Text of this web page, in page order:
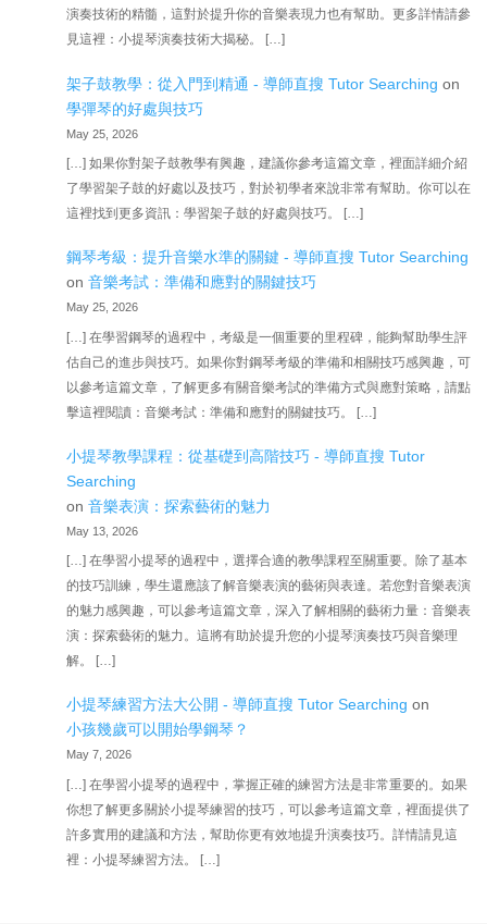
演奏技術的精髓，這對於提升你的音樂表現力也有幫助。更多詳情請參
見這裡：小提琴演奏技術大揭秘。 […]
架子鼓教學：從入門到精通 - 導師直搜 Tutor Searching on
學彈琴的好處與技巧
May 25, 2026
[…] 如果你對架子鼓教學有興趣，建議你參考這篇文章，裡面詳細介紹
了學習架子鼓的好處以及技巧，對於初學者來說非常有幫助。你可以在
這裡找到更多資訊：學習架子鼓的好處與技巧。 […]
鋼琴考級：提升音樂水準的關鍵 - 導師直搜 Tutor Searching
on 音樂考試：準備和應對的關鍵技巧
May 25, 2026
[…] 在學習鋼琴的過程中，考級是一個重要的里程碑，能夠幫助學生評
估自己的進步與技巧。如果你對鋼琴考級的準備和相關技巧感興趣，可
以參考這篇文章，了解更多有關音樂考試的準備方式與應對策略，請點
擊這裡閱讀：音樂考試：準備和應對的關鍵技巧。 […]
小提琴教學課程：從基礎到高階技巧 - 導師直搜 Tutor
Searching
on 音樂表演：探索藝術的魅力
May 13, 2026
[…] 在學習小提琴的過程中，選擇合適的教學課程至關重要。除了基本
的技巧訓練，學生還應該了解音樂表演的藝術與表達。若您對音樂表演
的魅力感興趣，可以參考這篇文章，深入了解相關的藝術力量：音樂表
演：探索藝術的魅力。這將有助於提升您的小提琴演奏技巧與音樂理
解。 […]
小提琴練習方法大公開 - 導師直搜 Tutor Searching on
小孩幾歲可以開始學鋼琴？
May 7, 2026
[…] 在學習小提琴的過程中，掌握正確的練習方法是非常重要的。如果
你想了解更多關於小提琴練習的技巧，可以參考這篇文章，裡面提供了
許多實用的建議和方法，幫助你更有效地提升演奏技巧。詳情請見這
裡：小提琴練習方法。 […]